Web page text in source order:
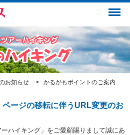
Menu
お知らせ かるがもポイントのご案内
ページの移転に伴うURL変更のお
ハイキング」をご愛顧賜りまして誠にあ